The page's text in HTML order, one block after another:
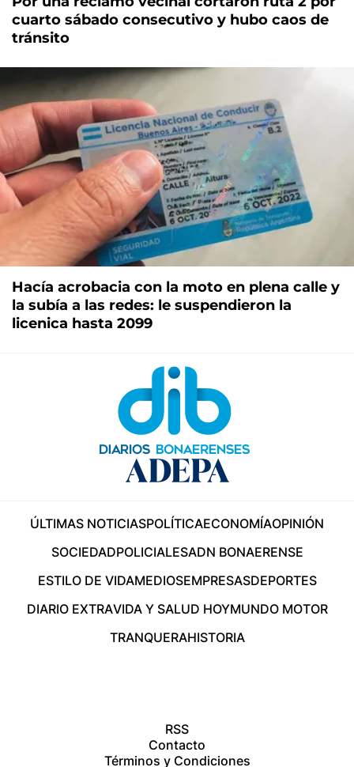
cuarto sábado consecutivo y hubo caos de
tránsito
Hacía acrobacia con la moto en plena calle y
la subía a las redes: le suspendieron la
licenica hasta 2099
ÚLTIMAS NOTICIASPOLÍTICAECONOMÍAOPINIÓN
SOCIEDADPOLICIALESADN BONAERENSE
ESTILO DE VIDAMEDIOSEMPRESASDEPORTES
DIARIO EXTRAVIDA Y SALUD HOYMUNDO MOTOR
TRANQUERAHISTORIA
RSS
Contacto
Términos y Condiciones